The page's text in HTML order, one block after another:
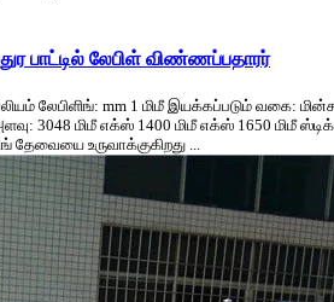
பாட்டில் லேபிள் விண்ணப்பதாரர்
லேபிளிங்: mm 1 மிமீ இயக்கப்படும் வகை:
3048 மிமீ எக்ஸ் 1400 மிமீ எக்ஸ் 1650 மிமீ
உருவாக்குகிறது ...